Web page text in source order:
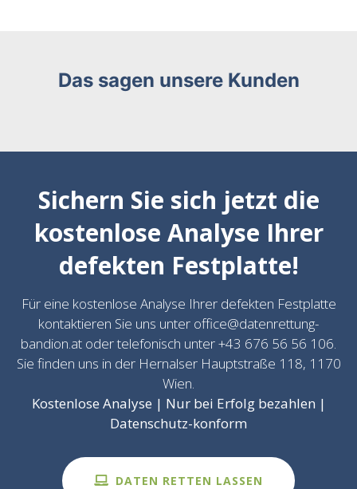
Das sagen unsere Kunden
Sichern Sie sich jetzt die
kostenlose Analyse Ihrer
defekten Festplatte!
Für eine kostenlose Analyse Ihrer defekten Festplatte
kontaktieren Sie uns unter office@datenrettung-
bandion.at oder telefonisch unter +43 676 56 56 106.
Sie finden uns in der Hernalser Hauptstraße 118, 1170
Wien.
Kostenlose Analyse | Nur bei Erfolg bezahlen |
Datenschutz-konform
DATEN RETTEN LASSEN